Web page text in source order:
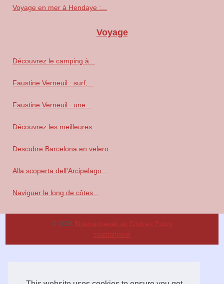
Voyage en mer à Hendaye :...
Voyage
Découvrez le camping à...
Faustine Verneuil : surf,...
Faustine Verneuil : une...
Découvrez les meilleures...
Descubre Barcelona en velero:...
Alla scoperta dell'Arcipelago...
Naviguer le long de côtes...
© 2026 Bluemarineweb.eu Cookies Policy
coastaltravel